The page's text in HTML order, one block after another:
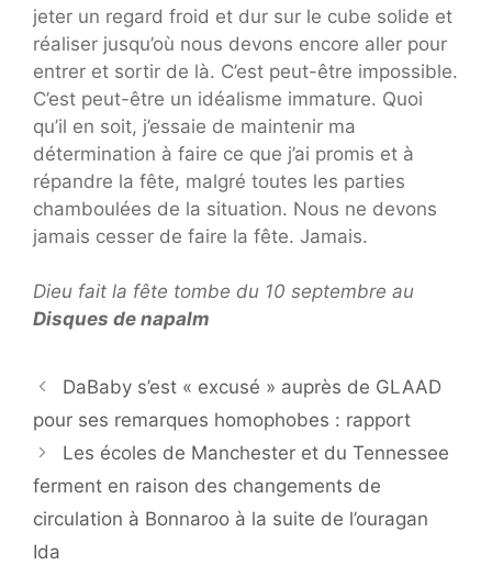
jeter un regard froid et dur sur le cube solide et
réaliser jusqu’où nous devons encore aller pour
entrer et sortir de là. C’est peut-être impossible.
C’est peut-être un idéalisme immature. Quoi
qu’il en soit, j’essaie de maintenir ma
détermination à faire ce que j’ai promis et à
répandre la fête, malgré toutes les parties
chamboulées de la situation. Nous ne devons
jamais cesser de faire la fête. Jamais.
Dieu fait la fête tombe du 10 septembre au
Disques de napalm
DaBaby s’est « excusé » auprès de GLAAD
pour ses remarques homophobes : rapport
Les écoles de Manchester et du Tennessee
ferment en raison des changements de
circulation à Bonnaroo à la suite de l’ouragan
Ida